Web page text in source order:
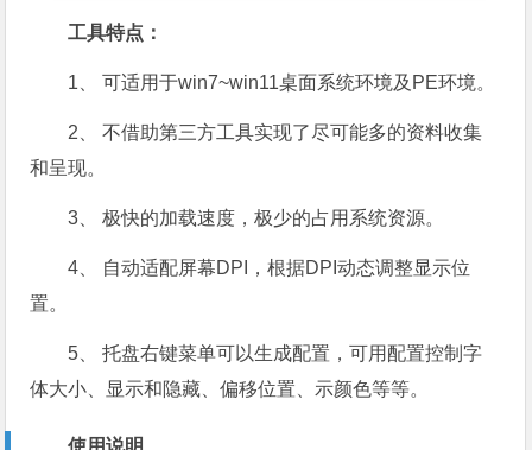
工具特点：
1、 可适用于win7~win11桌面系统环境及PE环境。
2、 不借助第三方工具实现了尽可能多的资料收集
和呈现。
3、 极快的加载速度，极少的占用系统资源。
4、 自动适配屏幕DPI，根据DPI动态调整显示位
置。
5、 托盘右键菜单可以生成配置，可用配置控制字
体大小、显示和隐藏、偏移位置、示颜色等等。
使用说明